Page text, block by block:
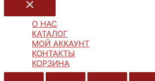
О НАС
КАТАЛОГ
МОЙ АККАУНТ
КОНТАКТЫ
КОРЗИНА